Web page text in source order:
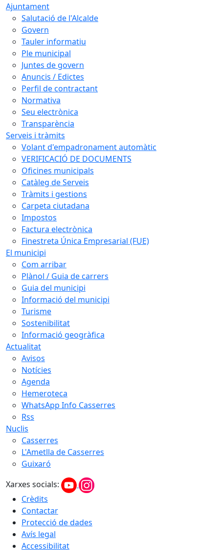
Ajuntament
Salutació de l'Alcalde
Govern
Tauler informatiu
Ple municipal
Juntes de govern
Anuncis / Edictes
Perfil de contractant
Normativa
Seu electrònica
Transparència
Serveis i tràmits
Volant d'empadronament automàtic
VERIFICACIÓ DE DOCUMENTS
Oficines municipals
Catàleg de Serveis
Tràmits i gestions
Carpeta ciutadana
Impostos
Factura electrònica
Finestreta Única Empresarial (FUE)
El municipi
Com arribar
Plànol / Guia de carrers
Guia del municipi
Informació del municipi
Turisme
Sostenibilitat
Informació geogràfica
Actualitat
Avisos
Notícies
Agenda
Hemeroteca
WhatsApp Info Casserres
Rss
Nuclis
Casserres
L'Ametlla de Casserres
Guixaró
Xarxes socials:
Crèdits
Contactar
Protecció de dades
Avís legal
Accessibilitat